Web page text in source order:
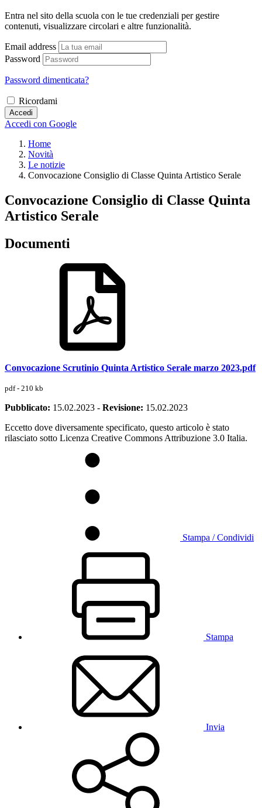
Entra nel sito della scuola con le tue credenziali per gestire
contenuti, visualizzare circolari e altre funzionalità.
Email address
Password
Password dimenticata?
Ricordami
Accedi
Accedi con Google
Home
Novità
Le notizie
Convocazione Consiglio di Classe Quinta Artistico Serale
Convocazione Consiglio di Classe Quinta
Artistico Serale
Documenti
Convocazione Scrutinio Quinta Artistico Serale marzo 2023.pdf
pdf - 210 kb
Pubblicato: 15.02.2023 - Revisione: 15.02.2023
Eccetto dove diversamente specificato, questo articolo è stato
rilasciato sotto Licenza Creative Commons Attribuzione 3.0 Italia.
Stampa / Condividi
Stampa
Invia